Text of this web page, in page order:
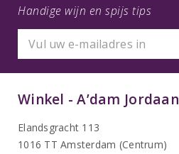
Handige wijn en spijs tips
Winkel - A’dam Jordaan
Elandsgracht 113
1016 TT Amsterdam (Centrum)